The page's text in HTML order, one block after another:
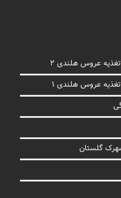
عروس هلندی 2
عروس هلندی 1
گلستان